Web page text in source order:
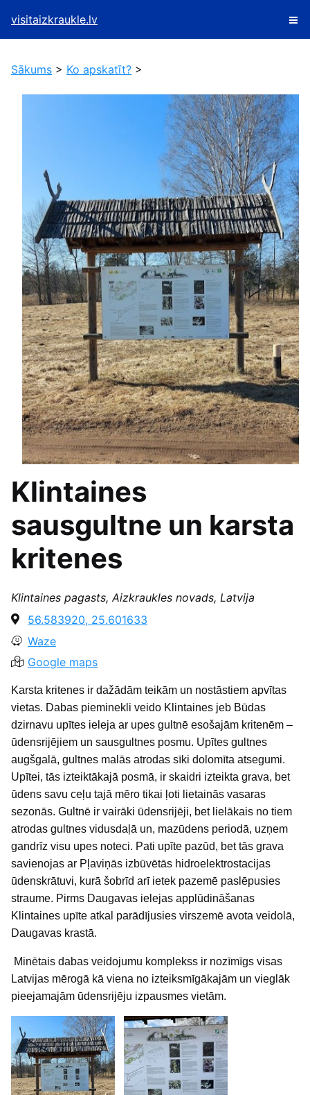
visitaizkraukle.lv
Sākums > Ko apskatīt? >
Klintaines
sausgultne un karsta
kritenes
Klintaines pagasts, Aizkraukles novads, Latvija
56.583920, 25.601633
Waze
Google maps
Karsta kritenes ir dažādām teikām un nostāstiem apvītas
vietas. Dabas pieminekli veido Klintaines jeb Būdas
dzirnavu upītes ieleja ar upes gultnē esošajām kritenēm –
ūdensrijējiem un sausgultnes posmu. Upītes gultnes
augšgalā, gultnes malās atrodas sīki dolomīta atsegumi.
Upītei, tās izteiktākajā posmā, ir skaidri izteikta grava, bet
ūdens savu ceļu tajā mēro tikai ļoti lietainās vasaras
sezonās. Gultnē ir vairāki ūdensrijēji, bet lielākais no tiem
atrodas gultnes vidusdaļā un, mazūdens periodā, uzņem
gandrīz visu upes noteci. Pati upīte pazūd, bet tās grava
savienojas ar Pļaviņās izbūvētās hidroelektrostacijas
ūdenskrātuvi, kurā šobrīd arī ietek pazemē paslēpusies
straume. Pirms Daugavas ielejas applūdināšanas
Klintaines upīte atkal parādījusies virszemē avota veidolā,
Daugavas krastā.
Minētais dabas veidojumu komplekss ir nozīmīgs visas
Latvijas mērogā kā viena no izteiksmīgākajām un vieglāk
pieejamajām ūdensrijēju izpausmes vietām.